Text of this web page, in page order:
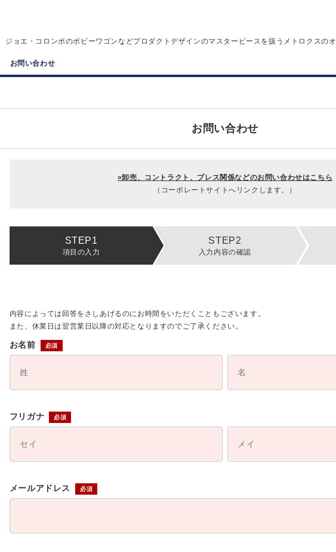
ジョエ・コロンボのボビーワゴンなどプロダクトデザインのマスターピースを扱うメトロクスの
お問い合わせ
お問い合わせ
»卸売、コントラクト、プレス関係などのお問い合わせはこちら
（コーポレートサイトへリンクします。）
項目の入力 入力内容の確認
内容によっては回答をさしあげるのにお時間をいただくこともございます。
また、休業日は翌営業日以降の対応となりますのでご了承ください。
お名前
フリガナ
メールアドレス